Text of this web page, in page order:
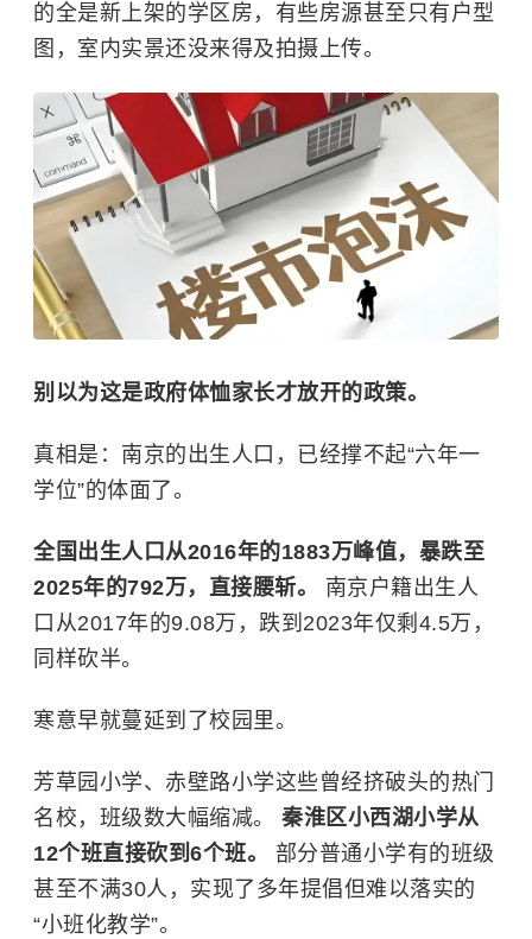
的全是新上架的学区房，有些房源甚至只有户型
图，室内实景还没来得及拍摄上传。
别以为这是政府体恤家长才放开的政策。
真相是：南京的出生人口，已经撑不起“六年一
学位”的体面了。
全国出生人口从2016年的1883万峰值，暴跌至
2025年的792万，直接腰斩。 南京户籍出生人
口从2017年的9.08万，跌到2023年仅剩4.5万，
同样砍半。
寒意早就蔓延到了校园里。
芳草园小学、赤壁路小学这些曾经挤破头的热门
名校，班级数大幅缩减。 秦淮区小西湖小学从
12个班直接砍到6个班。 部分普通小学有的班级
甚至不满30人，实现了多年提倡但难以落实的
“小班化教学”。